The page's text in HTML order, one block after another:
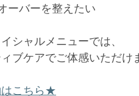
ーバーを整えたい
シャルメニューでは、
ブケアでご体感いただけ
こちら★